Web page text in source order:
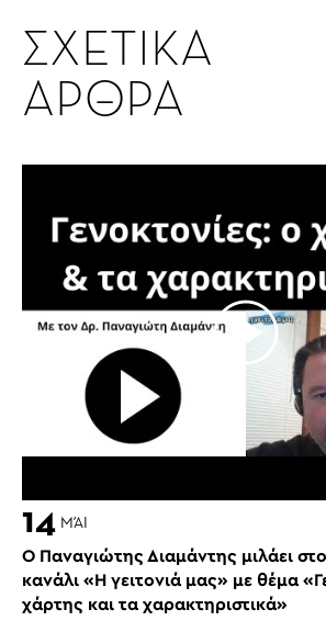
ΣΧΕΤΙΚΑ
ΑΡΘΡΑ
14 ΜΆΙ
O Παναγιώτης Διαμάντης μιλάει
κανάλι «Η γειτονιά μας» με θέμα
χάρτης και τα χαρακτηριστικά»